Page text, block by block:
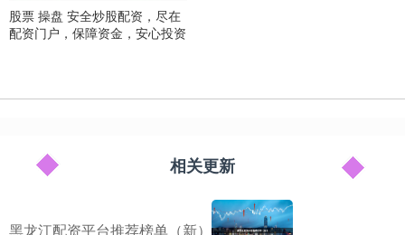
股票 操盘 安全炒股配资，尽在
配资门户，保障资金，安心投资
相关更新
黑龙江配资平台推荐榜单（新）